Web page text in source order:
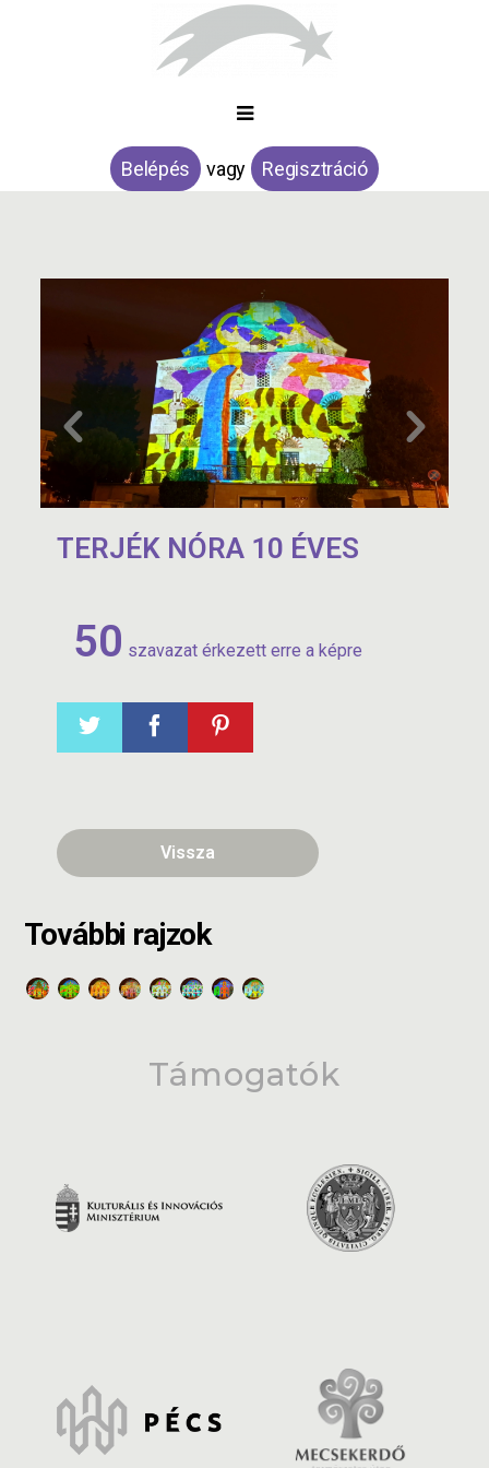
Belépés vagy Regisztráció
TERJÉK NÓRA 10 ÉVES
50 szavazat érkezett erre a képre
Vissza
További rajzok
Támogatók